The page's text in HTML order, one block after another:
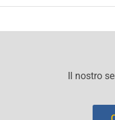
Il nostro